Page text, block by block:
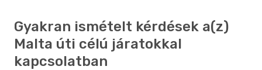
Gyakran ismételt kérdések a(z)
Malta úti célú járatokkal
kapcsolatban